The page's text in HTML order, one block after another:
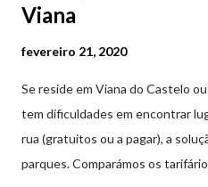
Viana
fevereiro 21, 2020
Se reside em Viana do Castelo
tem dificuldades em encontrar
rua (gratuitos ou a pagar), a
parques. Comparámos os